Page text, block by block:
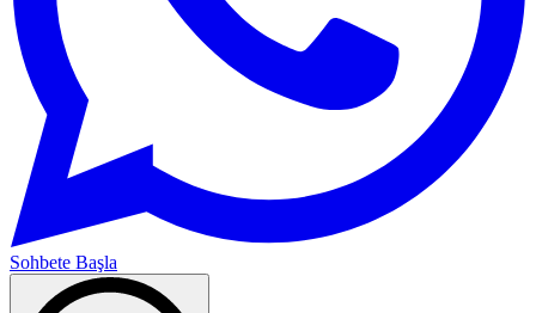
Sohbete Başla